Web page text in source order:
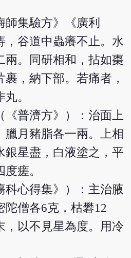
師集驗方》《廣利
，谷道中蟲癢不止。水
兩。同研相和，拈如棗
裹，納下部。若痛者，
。
《普濟方》）：治面上
臘月豬脂各一兩。上相
銀星盡，白液塗之，平
瘥。
科心得集》）：主治腋
陀僧各6克，枯礬12
，以不見星為度。用冷